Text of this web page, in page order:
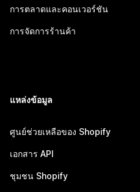
การตลาดและคอนเวอร์ชัน
การจัดการร้านค้า
แหล่งข้อมูล
ศูนย์ช่วยเหลือของ Shopify
เอกสาร API
ชุมชน Shopify